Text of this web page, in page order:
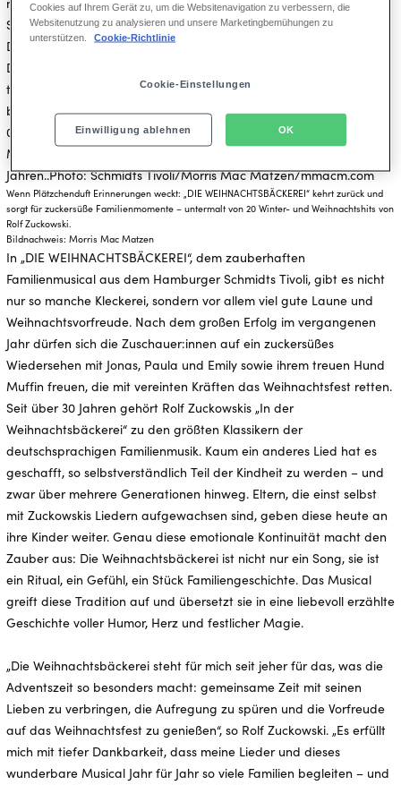
Wenn Plätzchenduft Erinnerungen weckt: „DIE WEIHNACHTSBÄCKEREI“ kehrt zurück und
sorgt für zuckersüße Familienmomente – untermalt von 20 Winter- und Weihnachtshits von
Rolf Zuckowski.
Bildnachweis: Morris Mac Matzen
In „DIE WEIHNACHTSBÄCKEREI“, dem zauberhaften
Familienmusical aus dem Hamburger Schmidts Tivoli, gibt es nicht
nur so manche Kleckerei, sondern vor allem viel gute Laune und
Weihnachtsvorfreude. Nach dem großen Erfolg im vergangenen
Jahr dürfen sich die Zuschauer:innen auf ein zuckersüßes
Wiedersehen mit Jonas, Paula und Emily sowie ihrem treuen Hund
Muffin freuen, die mit vereinten Kräften das Weihnachtsfest retten.
Seit über 30 Jahren gehört Rolf Zuckowskis „In der
Weihnachtsbäckerei“ zu den größten Klassikern der
deutschsprachigen Familienmusik. Kaum ein anderes Lied hat es
geschafft, so selbstverständlich Teil der Kindheit zu werden – und
zwar über mehrere Generationen hinweg. Eltern, die einst selbst
mit Zuckowskis Liedern aufgewachsen sind, geben diese heute an
ihre Kinder weiter. Genau diese emotionale Kontinuität macht den
Zauber aus: Die Weihnachtsbäckerei ist nicht nur ein Song, sie ist
ein Ritual, ein Gefühl, ein Stück Familiengeschichte. Das Musical
greift diese Tradition auf und übersetzt sie in eine liebevoll erzählte
Geschichte voller Humor, Herz und festlicher Magie.
„Die Weihnachtsbäckerei steht für mich seit jeher für das, was die
Adventszeit so besonders macht: gemeinsame Zeit mit seinen
Lieben zu verbringen, die Aufregung zu spüren und die Vorfreude
auf das Weihnachtsfest zu genießen“, so Rolf Zuckowski. „Es erfüllt
mich mit tiefer Dankbarkeit, dass meine Lieder und dieses
wunderbare Musical Jahr für Jahr so viele Familien begleiten – und
Cookies auf Ihrem Gerät zu, um die Websitenavigation zu verbessern, die
Websitenutzung zu analysieren und unsere Marketingbemühungen zu
unterstützen.
Cookie-Richtlinie
Cookie-Einstellungen
Einwilligung ablehnen OK